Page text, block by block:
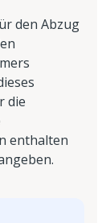
den Abzug
die
enthalten